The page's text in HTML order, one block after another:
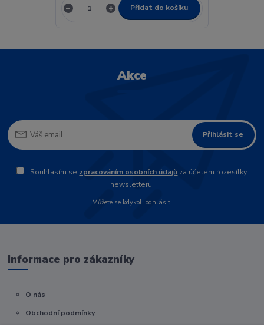
Přidat do košíku
Akce
Přihlásit se
Souhlasím se zpracováním osobních údajů za účelem rozesílky
newsletteru.
Můžete se kdykoli odhlásit.
Informace pro zákazníky
O nás
Obchodní podmínky